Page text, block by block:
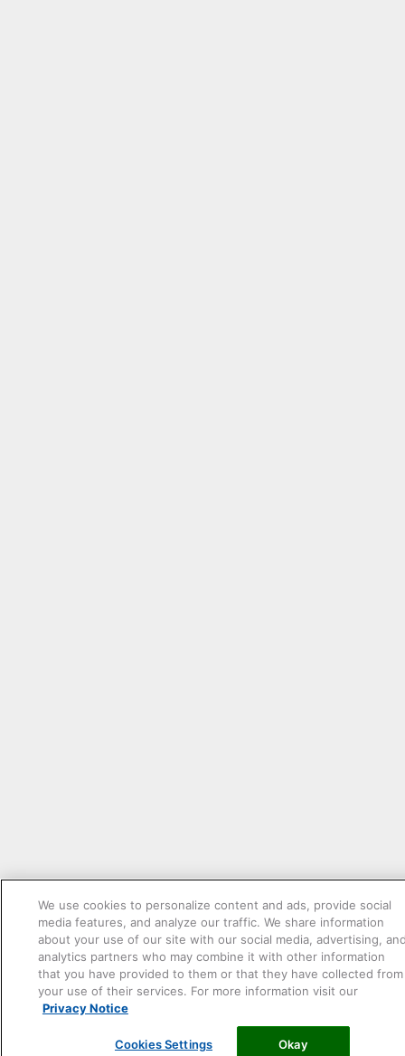
We use cookies to personalize content and ads, provide social
media features, and analyze our traffic. We share information
about your use of our site with our social media, advertising,
analytics partners who may combine it with other information
that you have provided to them or that they have collected from
your use of their services. For more information visit our
Privacy Notice
Cookies Settings Okay